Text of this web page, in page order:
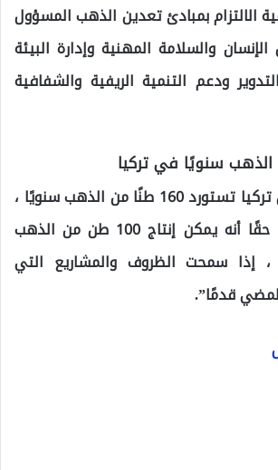
الالتزام بمبادئ تعدين الذهب المسؤول
والسلامة المهنية وإدارة البيئة
ودعم التنمية الريفية والشفافية
وفي إشارة إلى أن تركيا تستورد 160 طنًا من الذهب سنويًا ،
قال يلماز: “نعتقد حقًا أنه يمكن إنتاج 100 طن من الذهب
إذا سمحت الظروف والمشاريع التي
قدمًا”.